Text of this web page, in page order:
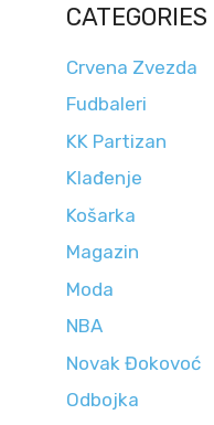
CATEGORIES
Crvena Zvezda
Fudbaleri
KK Partizan
Klađenje
Košarka
Magazin
Moda
NBA
Novak Đokovoć
Odbojka